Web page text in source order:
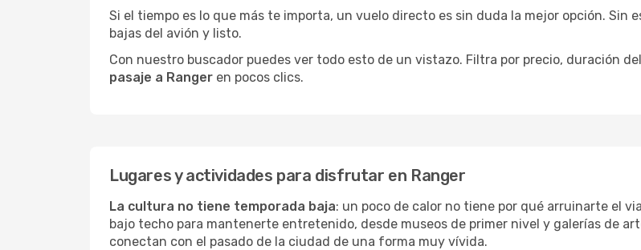
Si el tiempo es lo que más te importa, un vuelo directo es sin duda la mejor opción. Sin
bajas del avión y listo.
Con nuestro buscador puedes ver todo esto de un vistazo. Filtra por precio, duración
pasaje a Ranger en pocos clics.
Lugares y actividades para disfrutar en Ranger
La cultura no tiene temporada baja: un poco de calor no tiene por qué arruinarte el
bajo techo para mantenerte entretenido, desde museos de primer nivel y galerías de
conectan con el pasado de la ciudad de una forma muy vívida.